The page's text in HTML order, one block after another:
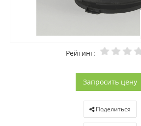
Рейтинг:
Запросить цену
Поделиться